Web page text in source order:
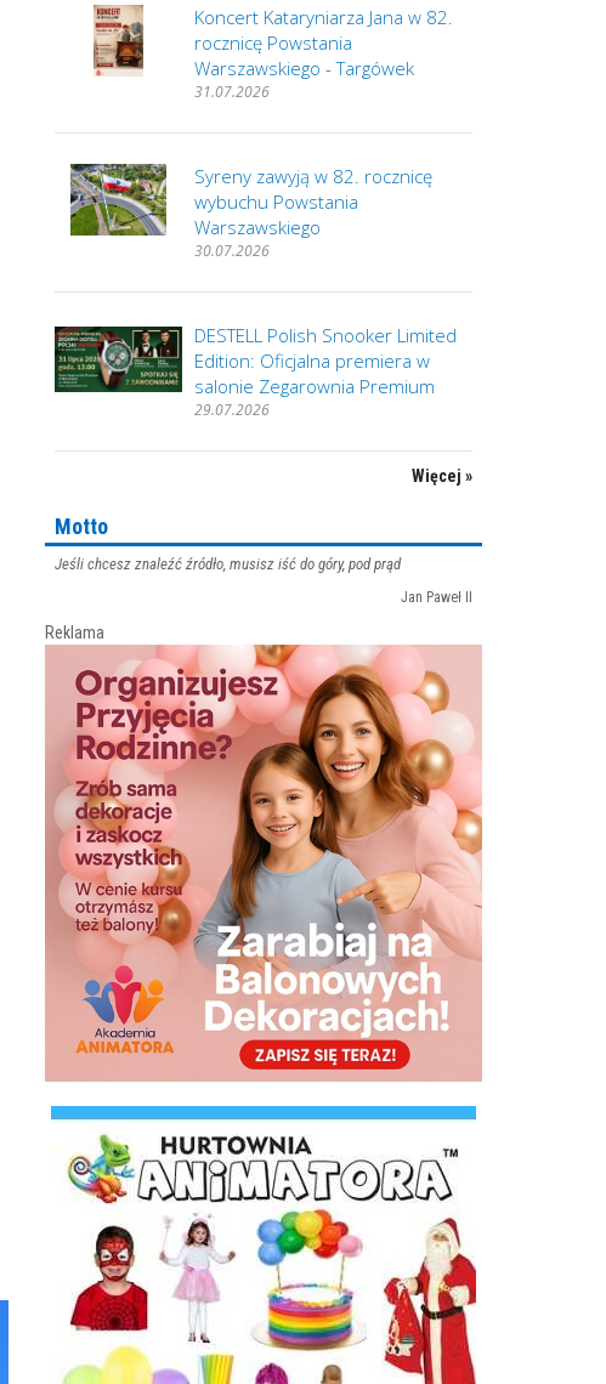
Koncert Kataryniarza Jana w 82.
rocznicę Powstania
Warszawskiego - Targówek
31.07.2026
Syreny zawyją w 82. rocznicę
wybuchu Powstania
Warszawskiego
30.07.2026
DESTELL Polish Snooker Limited
Edition: Oficjalna premiera w
salonie Zegarownia Premium
29.07.2026
Więcej »
Motto
Jeśli chcesz znaleźć źródło, musisz iść do góry, pod prąd
Jan Paweł II
Reklama